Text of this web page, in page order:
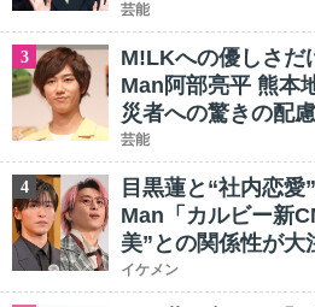
芸能
3
M!LKへの優しさ
Man阿部亮平 熊本
災者への驚きの配
芸能
4
目黒蓮と“社内恋
Man「カルビー新
美”との関係性が大
イケメン